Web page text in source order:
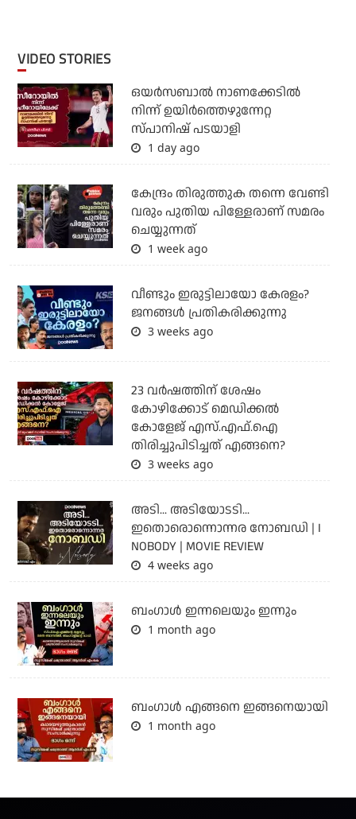
VIDEO STORIES
ഒയര്‍സബാൽ നാണക്കേടിൽ
നിന്ന് ഉയിർത്തെഴുന്നേറ്റ
സ്പാനിഷ് പടയാളി
1 day ago
കേന്ദ്രം തിരുത്തുക തന്നെ വേണ്ടി
വരും പുതിയ പിള്ളേരാണ് സമരം
ചെയ്യുന്നത്
1 week ago
വീണ്ടും ഇരുട്ടിലായോ കേരളം?
ജനങ്ങൾ പ്രതികരിക്കുന്നു
3 weeks ago
23 വർഷത്തിന് ശേഷം
കോഴിക്കോട് മെഡിക്കൽ
കോളേജ് എസ്.എഫ്.ഐ
തിരിച്ചുപിടിച്ചത് എങ്ങനെ?
3 weeks ago
അടി... അടിയോടടി...
ഇതൊരൊന്നൊന്നര നോബഡി | I
NOBODY | MOVIE REVIEW
4 weeks ago
ബംഗാള്‍ ഇന്നലെയും ഇന്നും
1 month ago
ബം​ഗാൾ എങ്ങനെ ഇങ്ങനെയായി
1 month ago